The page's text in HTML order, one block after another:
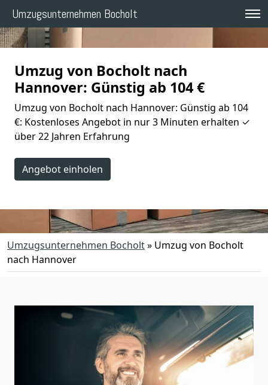
Umzugsunternehmen Bocholt
Umzug von Bocholt nach
Hannover: Günstig ab 104 €
Umzug von Bocholt nach Hannover: Günstig ab 104
€: Kostenloses Angebot in nur 3 Minuten erhalten ✓
über 22 Jahren Erfahrung
Angebot einholen
Umzugsunternehmen Bocholt» Umzug von Bocholt
nach Hannover